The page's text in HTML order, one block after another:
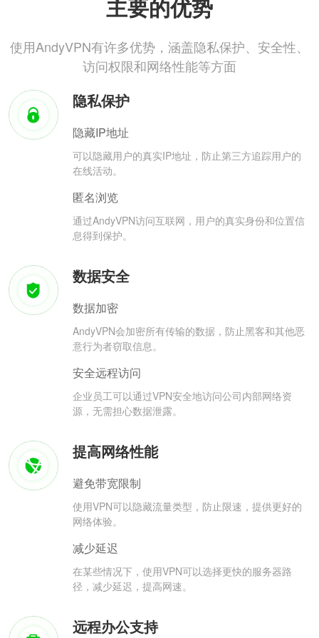
主要的优势
使用AndyVPN有许多优势，涵盖隐私保护、安全性、
访问权限和网络性能等方面
隐私保护
隐藏IP地址
可以隐藏用户的真实IP地址，防止第三方追踪用户的
在线活动。
匿名浏览
通过AndyVPN访问互联网，用户的真实身份和位置信
息得到保护。
数据安全
数据加密
AndyVPN会加密所有传输的数据，防止黑客和其他恶
意行为者窃取信息。
安全远程访问
企业员工可以通过VPN安全地访问公司内部网络资
源，无需担心数据泄露。
提高网络性能
避免带宽限制
使用VPN可以隐藏流量类型，防止限速，提供更好的
网络体验。
减少延迟
在某些情况下，使用VPN可以选择更快的服务器路
径，减少延迟，提高网速。
远程办公支持